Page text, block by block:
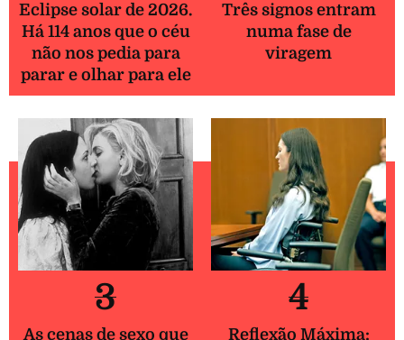
Eclipse solar de 2026.
Há 114 anos que o céu
não nos pedia para
parar e olhar para ele
Três signos entram
numa fase de
viragem
3
As cenas de sexo que
4
Reflexão Máxima: